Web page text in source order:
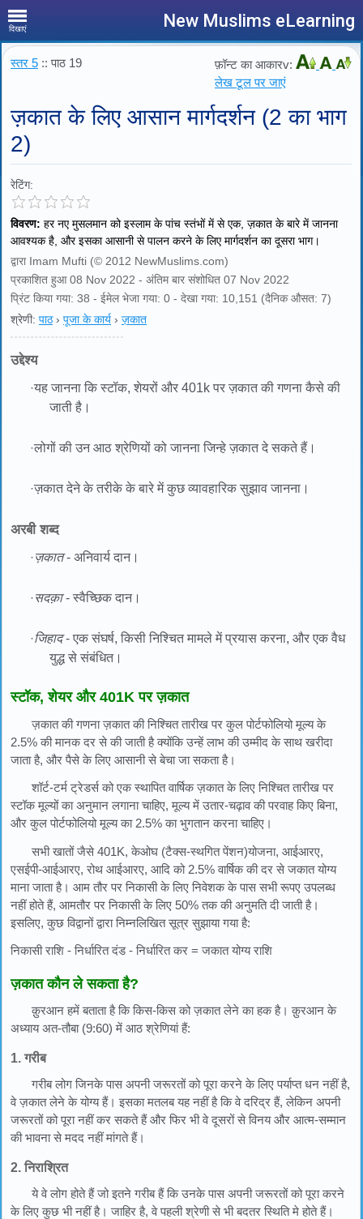
दिखाएं New Muslims eLearning
स्तर 5 :: पाठ 19
फ़ॉन्ट का आकारv:
लेख टूल पर जाएं
ज़कात के लिए आसान मार्गदर्शन (2 का भाग
2)
रेटिंग:
विवरण: हर नए मुसलमान को इस्लाम के पांच स्तंभों में से एक, ज़कात के बारे में जानना
आवश्यक है, और इसका आसानी से पालन करने के लिए मार्गदर्शन का दूसरा भाग।
द्वारा Imam Mufti (© 2012 NewMuslims.com)
प्रकाशित हुआ 08 Nov 2022 - अंतिम बार संशोधित 07 Nov 2022
प्रिंट किया गया: 38 - ईमेल भेजा गया: 0 - देखा गया: 10,151 (दैनिक औसत: 7)
श्रेणी: पाठ› पूजा के कार्य › ज़कात
उद्देश्य
·यह जानना कि स्टॉक, शेयरों और 401k पर ज़कात की गणना कैसे की
जाती है।
·लोगों की उन आठ श्रेणियों को जानना जिन्हे ज़कात दे सकते हैं।
·ज़कात देने के तरीके के बारे में कुछ व्यावहारिक सुझाव जानना।
अरबी शब्द
·ज़कात- अनिवार्य दान।
·सदक़ा- स्वैच्छिक दान।
·जिहाद- एक संघर्ष, किसी निश्चित मामले में प्रयास करना, और एक वैध
युद्ध से संबंधित।
स्टॉक, शेयर और 401K पर ज़कात
ज़कात की गणना ज़कात की निश्चित तारीख पर कुल पोर्टफोलियो मूल्य के
2.5% की मानक दर से की जाती है क्योंकि उन्हें लाभ की उम्मीद के साथ खरीदा
जाता है, और पैसे के लिए आसानी से बेचा जा सकता है।
शॉर्ट-टर्म ट्रेडर्स को एक स्थापित वार्षिक ज़कात के लिए निश्चित तारीख पर
स्टॉक मूल्यों का अनुमान लगाना चाहिए, मूल्य में उतार-चढ़ाव की परवाह किए बिना,
और कुल पोर्टफोलियो मूल्य का 2.5% का भुगतान करना चाहिए।
सभी खातों जैसे 401K, केओघ (टैक्स-स्थगित पेंशन)योजना, आईआरए,
एसईपी-आईआरए, रोथ आईआरए, आदि को 2.5% वार्षिक की दर से जकात योग्य
माना जाता है। आम तौर पर निकासी के लिए निवेशक के पास सभी रूपए उपलब्ध
नहीं होते हैं, आमतौर पर निकासी के लिए 50% तक की अनुमति दी जाती है।
इसलिए, कुछ विद्वानों द्वारा निम्नलिखित सूत्र सुझाया गया है:
निकासी राशि - निर्धारित दंड - निर्धारित कर = जकात योग्य राशि
ज़कात कौन ले सकता है?
क़ुरआन हमें बताता है कि किस-किस को ज़कात लेने का हक है। क़ुरआन के
अध्याय अत-तौबा (9:60) में आठ श्रेणियां हैं:
1. गरीब
गरीब लोग जिनके पास अपनी जरूरतों को पूरा करने के लिए पर्याप्त धन नहीं है,
वे ज़कात लेने के योग्य हैं। इसका मतलब यह नहीं है कि वे दरिद्र हैं, लेकिन अपनी
जरूरतों को पूरा नहीं कर सकते हैं और फिर भी वे दूसरों से विनय और आत्म-सम्मान
की भावना से मदद नहीं मांगते हैं।
2. निराश्रित
ये वे लोग होते हैं जो इतने गरीब हैं कि उनके पास अपनी जरूरतों को पूरा करने
के लिए कुछ भी नहीं है। जाहिर है, वे पहली श्रेणी से भी बदतर स्थिति मे होते हैं।